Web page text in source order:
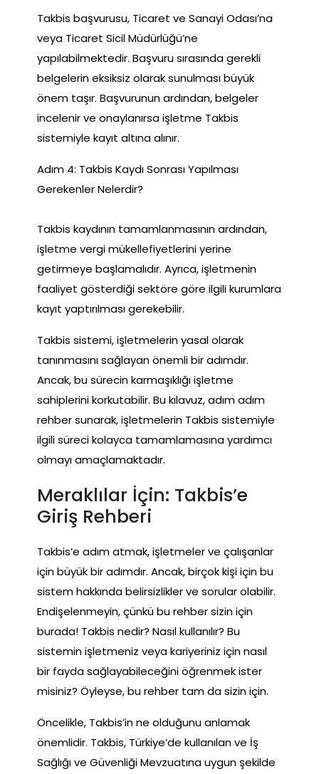
Takbis başvurusu, Ticaret ve Sanayi Odası’na
veya Ticaret Sicil Müdürlüğü’ne
yapılabilmektedir. Başvuru sırasında gerekli
belgelerin eksiksiz olarak sunulması büyük
önem taşır. Başvurunun ardından, belgeler
incelenir ve onaylanırsa işletme Takbis
sistemiyle kayıt altına alınır.
Adım 4: Takbis Kaydı Sonrası Yapılması
Gerekenler Nelerdir?
Takbis kaydının tamamlanmasının ardından,
işletme vergi mükellefiyetlerini yerine
getirmeye başlamalıdır. Ayrıca, işletmenin
faaliyet gösterdiği sektöre göre ilgili kurumlara
kayıt yaptırılması gerekebilir.
Takbis sistemi, işletmelerin yasal olarak
tanınmasını sağlayan önemli bir adımdır.
Ancak, bu sürecin karmaşıklığı işletme
sahiplerini korkutabilir. Bu kılavuz, adım adım
rehber sunarak, işletmelerin Takbis sistemiyle
ilgili süreci kolayca tamamlamasına yardımcı
olmayı amaçlamaktadır.
Meraklılar İçin: Takbis’e
Giriş Rehberi
Takbis’e adım atmak, işletmeler ve çalışanlar
için büyük bir adımdır. Ancak, birçok kişi için bu
sistem hakkında belirsizlikler ve sorular olabilir.
Endişelenmeyin, çünkü bu rehber sizin için
burada! Takbis nedir? Nasıl kullanılır? Bu
sistemin işletmeniz veya kariyeriniz için nasıl
bir fayda sağlayabileceğini öğrenmek ister
misiniz? Öyleyse, bu rehber tam da sizin için.
Öncelikle, Takbis’in ne olduğunu anlamak
önemlidir. Takbis, Türkiye’de kullanılan ve İş
Sağlığı ve Güvenliği Mevzuatına uygun şekilde